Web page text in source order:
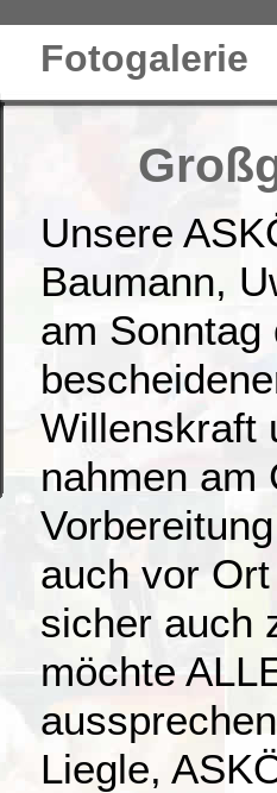
Fotogalerie
Unsere
Baumann,
am Sonntag
Willenskraft
nahmen am
auch vor
sicher auch
möchte
Liegle,